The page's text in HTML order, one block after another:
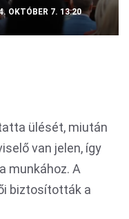
OKTÓBER 7. 13:20
ülését, miután
van jelen, így
munkához. A
biztosították a